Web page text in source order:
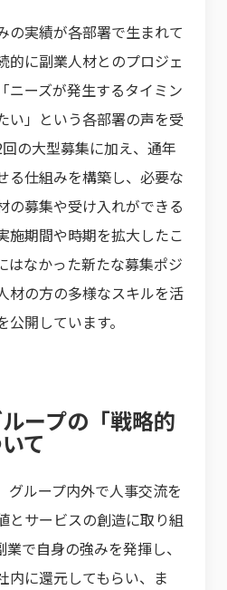
の実績が各部署で生まれて
的に副業人材とのプロジェ
ニーズが発生するタイミン
い」という各部署の声を受
の大型募集に加え、通年
る仕組みを構築し、必要な
の募集や受け入れができる
施期間や時期を拡大したこ
はなかった新たな募集ポジ
材の方の多様なスキルを活
開しています。
ープの「戦略的
て
グループ内外で人事交流を
とサービスの創造に取り組
で自身の強みを発揮し、
内に還元してもらい、ま